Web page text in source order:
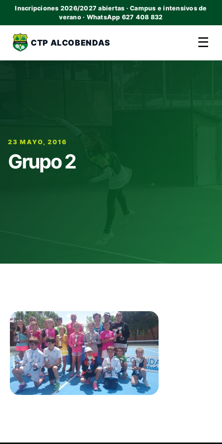
Inscripciones 2026/2027 abiertas · Campus e intensivos de
verano · WhatsApp 627 408 832
CTP ALCOBENDAS ☰
23 MAYO, 2016
Grupo 2